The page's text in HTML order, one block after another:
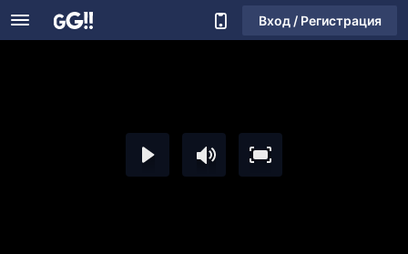
Вход / Регистрация